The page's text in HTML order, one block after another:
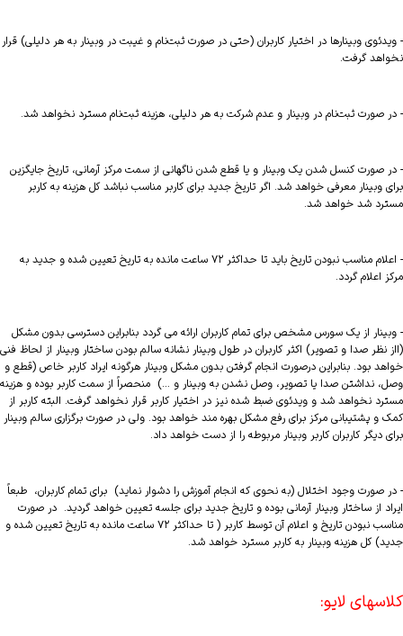
- ویدئوی وبینارها در اختیار کاربران (حتی در صورت ثبت‌نام و غیبت در وبینار به هر دلیلی) قرار
نخواهد گرفت.
- در صورت ثبت‌نام در وبینار و عدم شرکت به هر دلیلی، هزینه ثبت‌نام مسترد نخواهد شد.
- در صورت کنسل شدن یک وبینار و یا قطع شدن ناگهانی از سمت مرکز آرمانی، تاریخ جایگزین
برای وبینار معرفی خواهد شد. اگر تاریخ جدید برای کاربر مناسب نباشد کل هزینه به کاربر
مسترد شد خواهد شد.
- اعلام مناسب نبودن تاریخ باید تا حداکثر ۷۲ ساعت مانده به تاریخ تعیین شده و جدید به
مرکز اعلام گردد.
- وبینار از یک سورس مشخص برای تمام کاربران ارائه می گردد بنابراین دسترسی بدون مشکل
(ااز نظر صدا و تصویر) اکثر کاربران در طول وبینار نشانه سالم بودن ساختار وبینار از لحاظ فنی
خواهد بود. بنابراین درصورت انجام گرفتن بدون مشکل وبینار هرگونه ایراد کاربر خاص (قطع و
وصل، نداشتن صدا یا تصویر، وصل نشدن به وبینار و ...) منحصراً از سمت کاربر بوده و هزینه
مسترد نخواهد شد و ویدئوی ضبط شده نیز در اختیار کاربر قرار نخواهد گرفت. البته کاربر از
کمک و پشتیبانی مرکز برای رفع مشکل بهره مند خواهد بود. ولی در صورت برگزاری سالم وبینار
برای دیگر کاربران کاربر وبینار مربوطه را از دست خواهد داد.
- در صورت وجود اختلال (به نحوی که انجام آموزش را دشوار نماید) برای تمام کاربران، طبعاً
ایراد از ساختار وبینار آرمانی بوده و تاریخ جدید برای جلسه تعیین خواهد گردید. در صورت
مناسب نبودن تاریخ و اعلام آن توسط کاربر ( تا حداکثر ۷۲ ساعت مانده به تاریخ تعیین شده و
جدید) کل هزینه وبینار به کاربر مسترد خواهد شد.
کلاسهای لایو: